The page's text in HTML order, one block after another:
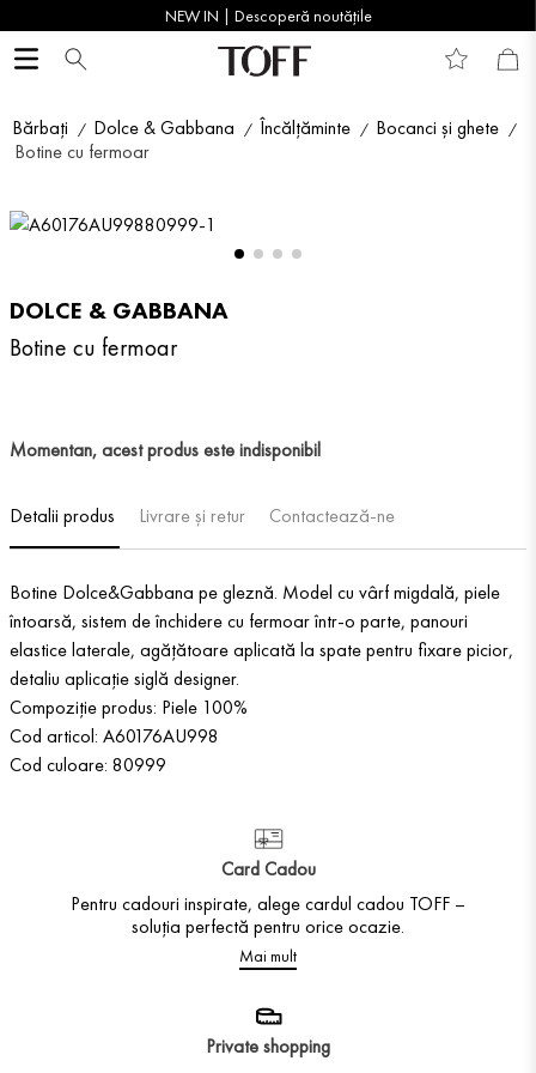
NEW IN | Descoperă noutățile
Bărbați Dolce & Gabbana Încălțăminte
Bocanci și ghete
Botine cu fermoar
DOLCE & GABBANA
Botine cu fermoar
Momentan, acest produs este indisponibil
Detalii produs Livrare și retur Contactează-ne
Botine Dolce&Gabbana pe gleznă. Model cu vârf migdală, piele
întoarsă, sistem de închidere cu fermoar într-o parte, panouri
elastice laterale, agățătoare aplicată la spate pentru fixare picior,
detaliu aplicație siglă designer.
Compoziție produs: Piele 100%
Cod articol: A60176AU998
Cod culoare: 80999
Card Cadou
Pentru cadouri inspirate, alege cardul cadou TOFF –
soluția perfectă pentru orice ocazie.
Mai mult
Private shopping